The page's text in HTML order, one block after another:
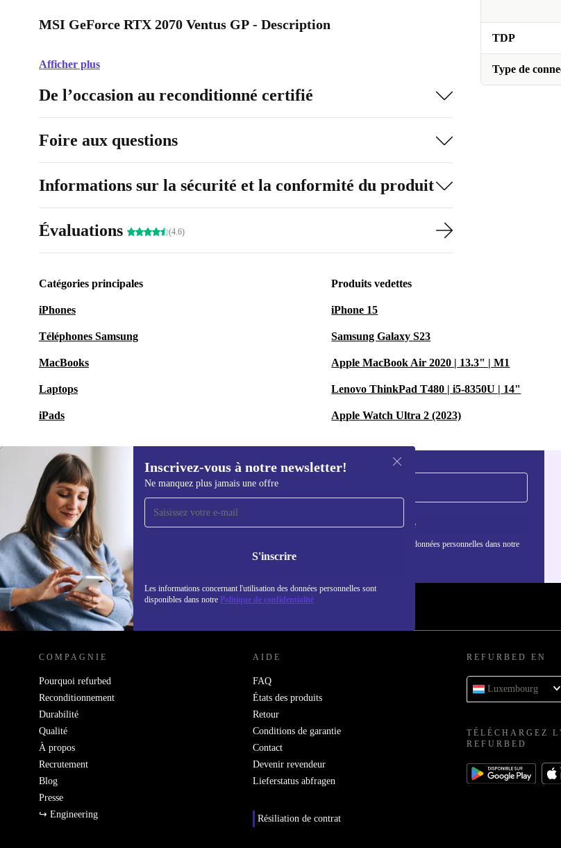
TDP
Type de
MSI GeForce RTX 2070 Ventus GP - Description
Afficher plus
De l’occasion au reconditionné certifié
Foire aux questions
Informations sur la sécurité et la conformité du produit
Évaluations (4.6)
Catégories principales
iPhones
Téléphones Samsung
MacBooks
Laptops
iPads
Produits vedettes
iPhone 15
Samsung Galaxy S23
Apple MacBook Air 2020 | 13.3" | M1
Lenovo ThinkPad T480 | i5-8350U | 14"
Apple Watch Ultra 2 (2023)
Inscrivez-vous à notre newsletter!
Ne manquez plus jamais une offre
S'inscrire
Les informations concernant l'utilisation des données personnelles sont
disponibles dans notre Politique de confidentialité
Recevoir offres et infos de
refurbed par mail
Ne manquez plus aucune offre.
S'inscrire
Retrouvez les informations sur l'utilisation des données personnelles dans notre
politique de confidentialité
REFURBED LUXEMBOURG - RETHINK NEW.
COMPAGNIE
Pourquoi refurbed
Reconditionnement
Durabilité
Qualité
À propos
Recrutement
Blog
Presse
↪ Engineering
AIDE
FAQ
États des produits
Retour
Conditions de garantie
Contact
Devenir revendeur
Lieferstatus abfragen
Résiliation de contrat
REFURBED EN
Luxembourg
TÉLÉCHARGEZ
REFURBED